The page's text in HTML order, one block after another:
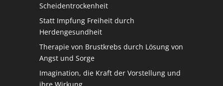
Scheidentrockenheit
Statt Impfung Freiheit durch
Herdengesundheit
Therapie von Brustkrebs durch Lösung von
Angst und Sorge
Imagination, die Kraft der Vorstellung und